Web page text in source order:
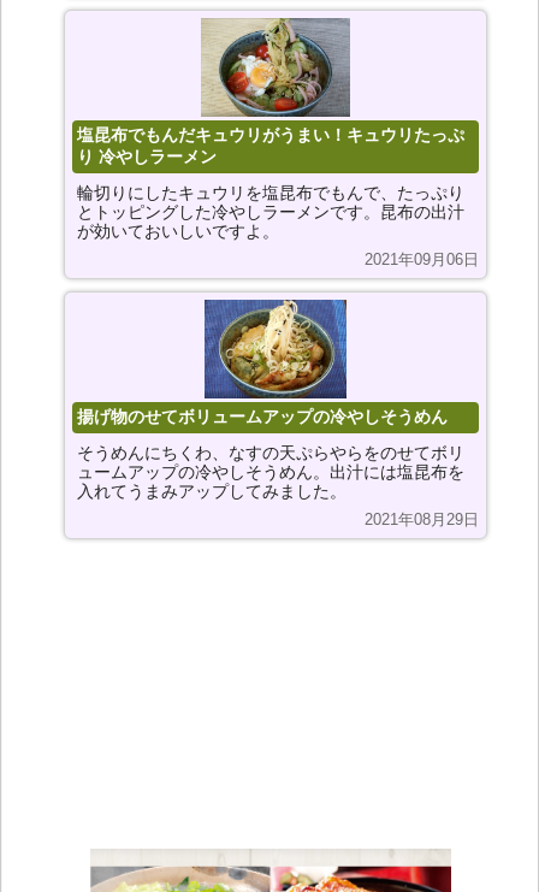
塩昆布でもんだキュウリがうまい！キュウリたっぷ
り 冷やしラーメン
輪切りにしたキュウリを塩昆布でもんで、たっぷり
とトッピングした冷やしラーメンです。昆布の出汁
が効いておいしいですよ。
2021年09月06日
揚げ物のせてボリュームアップの冷やしそうめん
そうめんにちくわ、なすの天ぷらやらをのせてボリ
ュームアップの冷やしそうめん。出汁には塩昆布を
入れてうまみアップしてみました。
2021年08月29日